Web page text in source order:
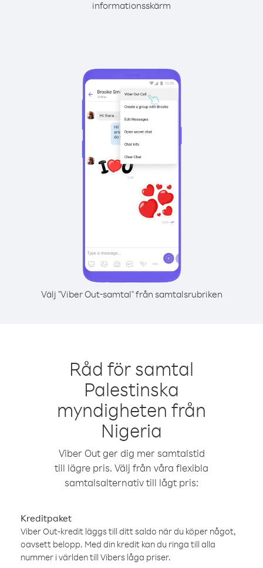
informationsskärm
Välj "Viber Out-samtal" från samtalsrubriken
Råd för samtal
Palestinska
myndigheten från
Nigeria
Viber Out ger dig mer samtalstid
till lägre pris. Välj från våra flexibla
samtalsalternativ till lågt pris:
Kreditpaket
Viber Out-kredit läggs till ditt saldo när du köper något,
oavsett belopp. Med din kredit kan du ringa till alla
nummer i världen till Vibers låga priser.